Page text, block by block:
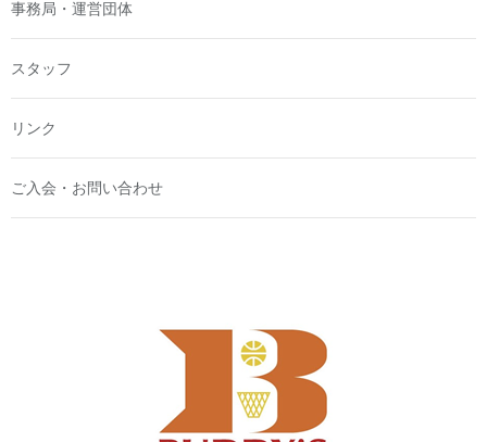
事務局・運営団体
スタッフ
リンク
ご入会・お問い合わせ